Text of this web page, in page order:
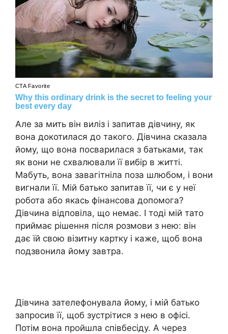
Але за мить він виліз і запитав дівчину, як
вона докотилася до такого. Дівчина сказала
йому, що вона посварилася з батьками, так
як вони не схвалювали її вибір в житті.
Мабуть, вона завагітніла поза шлюбом, і вони
вигнали її. Мій батько запитав її, чи є у неї
робота або якась фінансова допомога?
Дівчина відповіла, що немає. І тоді мій тато
приймає рішення після розмови з нею: він
дає їй свою візитну картку і каже, щоб вона
подзвонила йому завтра.
Дівчина зателефонувала йому, і мій батько
запросив її, щоб зустрітися з нею в офісі.
Потім вона пройшла співбесіду. А через